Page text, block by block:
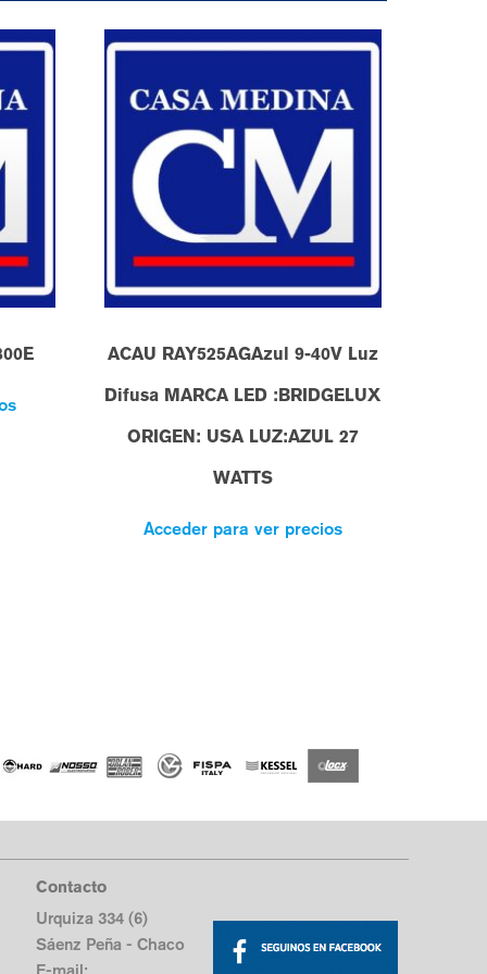
ACAU RAY525AGAzul 9-40V Luz
Difusa MARCA LED :BRIDGELUX
ORIGEN: USA LUZ:AZUL 27
WATTS
Acceder para ver precios
Contacto
Urquiza 334 (6)
Sáenz Peña - Chaco
E-mail: